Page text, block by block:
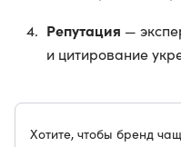
Репутация —
и цитирование
Хотите, чтобы бренд